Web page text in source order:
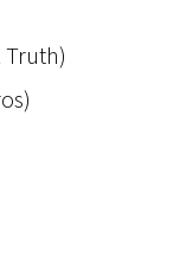
Truth)